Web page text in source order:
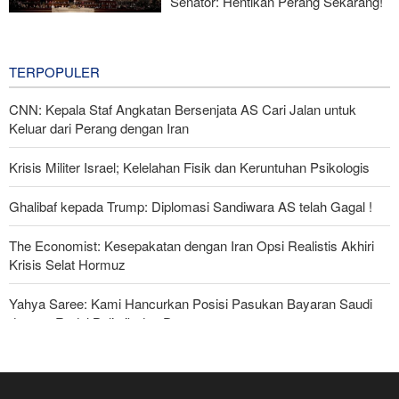
TERPOPULER
CNN: Kepala Staf Angkatan Bersenjata AS Cari Jalan untuk
Keluar dari Perang dengan Iran
Krisis Militer Israel; Kelelahan Fisik dan Keruntuhan Psikologis
Ghalibaf kepada Trump: Diplomasi Sandiwara AS telah Gagal !
The Economist: Kesepakatan dengan Iran Opsi Realistis Akhiri
Krisis Selat Hormuz
Yahya Saree: Kami Hancurkan Posisi Pasukan Bayaran Saudi
dengan Rudal Balistik dan Drone